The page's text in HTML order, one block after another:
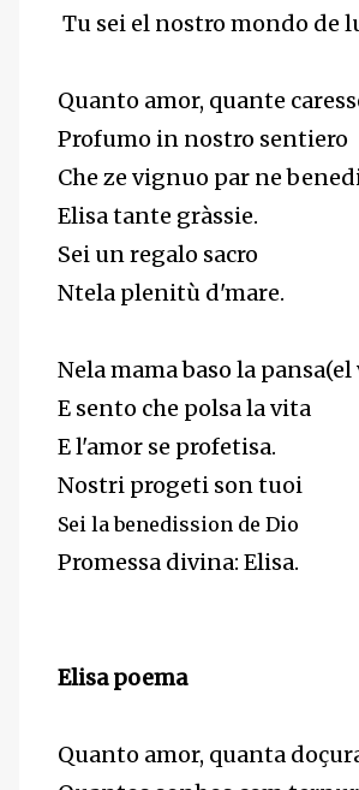
Tu sei el nostro mondo de
Quanto amor, quante
Profumo in nostro sentiero
Che ze vignuo par ne
Elisa tante gràssie.
Sei un regalo sacro
Ntela plenitù d'mare.
Nela mama baso la
E sento che polsa la vita
E l'amor se profetisa.
Nostri progeti son tuoi
Sei la benedission de Dio
Promessa divina: Elisa.
Elisa poema
Quanto amor, quanta